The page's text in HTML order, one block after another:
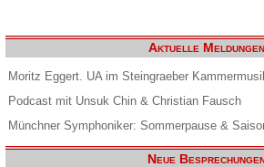
Aktuelle Meldungen
Moritz Eggert. UA im Steingraeber
Podcast mit Unsuk Chin & Christian Fausch
Münchner Symphoniker: Sommerpause &
Neue